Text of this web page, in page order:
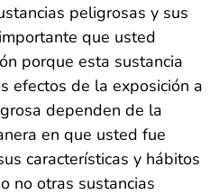
peligrosas y sus
que usted
porque esta sustancia
efectos de la exposición a
dependen de la
en que usted fue
características y hábitos
no otras sustancias